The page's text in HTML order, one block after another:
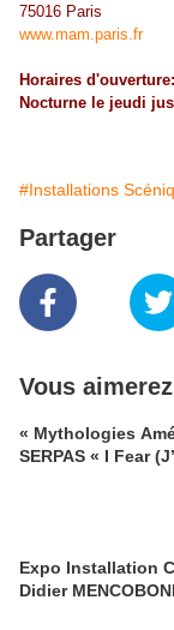
75016 Paris
www.mam.paris.fr
Horaires
Nocturne le jeudi
#Installations
Partager
Vous
« Mythologies
SERPAS « I Fear
Expo Installation
Didier